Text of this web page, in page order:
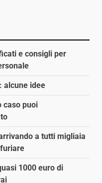
e consigli per
alcune idee
caso puoi
a tutti migliaia
1000 euro di